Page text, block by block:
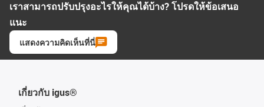
เราสามารถปรับปรุงอะไรให้คุณได้บ้าง? โปรดให้ข้อเสนอ
แนะ
แสดงความคิดเห็นที่นี่
เกี่ยวกับ igus®